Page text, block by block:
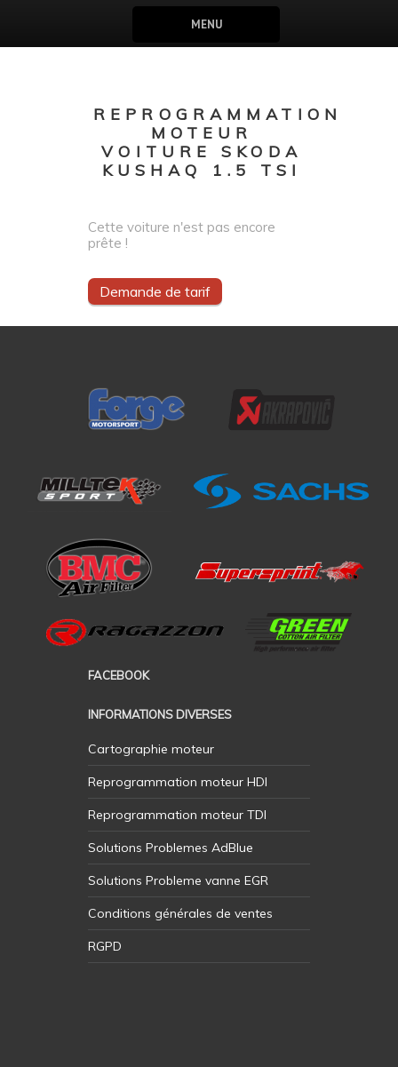
MENU
REPROGRAMMATION
MOTEUR
VOITURE SKODA
KUSHAQ 1.5 TSI
Cette voiture n'est pas encore
prête !
Demande de tarif
FACEBOOK
INFORMATIONS DIVERSES
Cartographie moteur
Reprogrammation moteur HDI
Reprogrammation moteur TDI
Solutions Problemes AdBlue
Solutions Probleme vanne EGR
Conditions générales de ventes
RGPD